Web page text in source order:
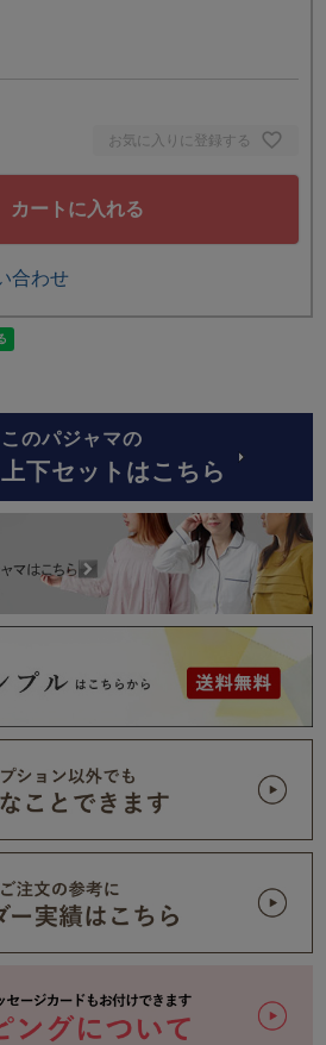
お気に入りに登録する
カートに入れる
合わせ
このパジャマの
上下セットはこちら